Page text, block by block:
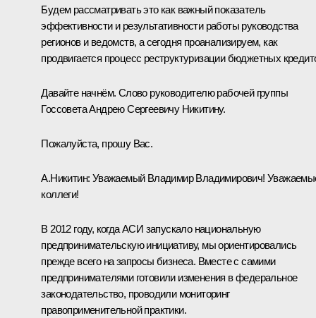
Будем рассматривать это как важный показатель
эффективности и результативности работы руководства
регионов и ведомств, а сегодня проанализируем, как
продвигается процесс реструктуризации бюджетных
Давайте начнём. Слово руководителю рабочей группы
Госсовета Андрею Сергеевичу Никитину.
Пожалуйста, прошу Вас.
А.Никитин: Уважаемый Владимир Владимирович!
коллеги!
В 2012 году, когда АСИ запускало национальную
предпринимательскую инициативу, мы ориентировались
прежде всего на запросы бизнеса. Вместе с самими
предпринимателями готовили изменения в федеральное
законодательство, проводили мониторинг
правоприменительной практики.